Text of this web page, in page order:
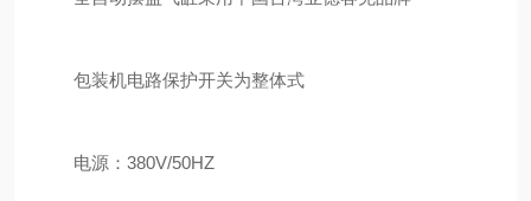
包装机电路保护开关为整体式
电源：380V/50HZ